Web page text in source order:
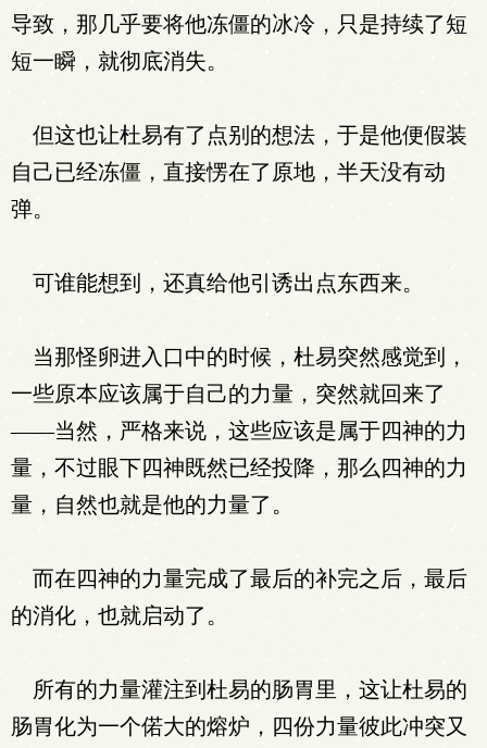
导致，那几乎要将他冻僵的冰冷，只是持续了短
短一瞬，就彻底消失。
但这也让杜易有了点别的想法，于是他便假装
自己已经冻僵，直接愣在了原地，半天没有动
弹。
可谁能想到，还真给他引诱出点东西来。
当那怪卵进入口中的时候，杜易突然感觉到，
一些原本应该属于自己的力量，突然就回来了
——当然，严格来说，这些应该是属于四神的力
量，不过眼下四神既然已经投降，那么四神的力
量，自然也就是他的力量了。
而在四神的力量完成了最后的补完之后，最后
的消化，也就启动了。
所有的力量灌注到杜易的肠胃里，这让杜易的
肠胃化为一个偌大的熔炉，四份力量彼此冲突又